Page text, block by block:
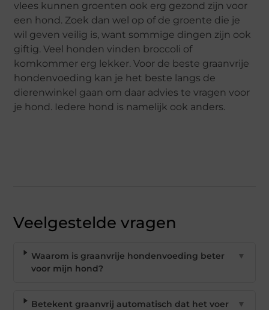
vlees kunnen groenten ook erg gezond zijn voor
een hond. Zoek dan wel op of de groente die je
wil geven veilig is, want sommige dingen zijn ook
giftig. Veel honden vinden broccoli of
komkommer erg lekker. Voor de beste graanvrije
hondenvoeding kan je het beste langs de
dierenwinkel gaan om daar advies te vragen voor
je hond. Iedere hond is namelijk ook anders.
Veelgestelde vragen
Waarom is graanvrije hondenvoeding beter
voor mijn hond?
▼
Betekent graanvrij automatisch dat het voer
▼